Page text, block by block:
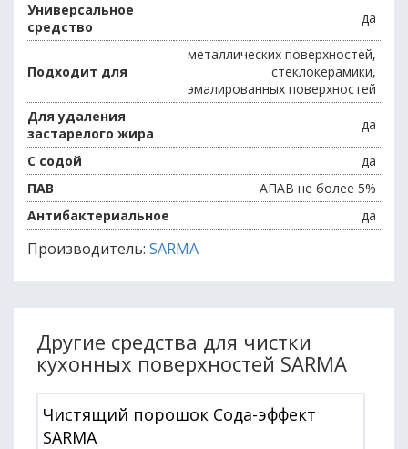
Универсальное
средство
да
Подходит для
металлических поверхностей,
стеклокерамики,
эмалированных поверхностей
Для удаления
застарелого жира
да
С содой
да
ПАВ
АПАВ не более 5%
Антибактериальное
да
Производитель: SARMA
Другие средства для чистки
кухонных поверхностей SARMA
Чистящий порошок Сода-эффект
SARMA